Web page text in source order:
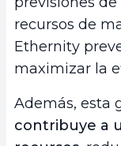
recursos de
Ethernity
maximizar la
Además, esta
contribuye a